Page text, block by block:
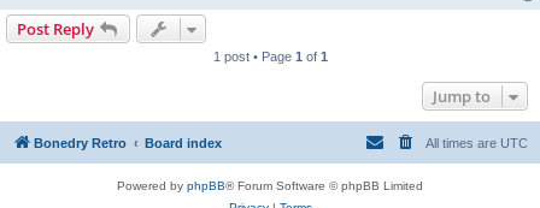
Post Reply
1 post • Page 1 of 1
Jump to
Bonedry Retro Board index All times are UTC
Powered by phpBB® Forum Software © phpBB Limited